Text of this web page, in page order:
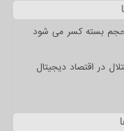
حجم بسته کسر می شود
در اقتصاد دیجیتال